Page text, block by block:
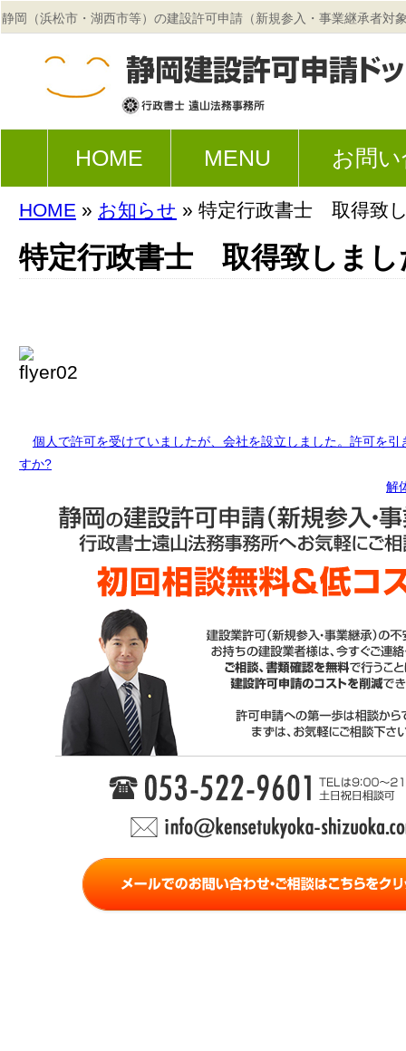
静岡（浜松市・湖西市等）の建設許可申請（新規参入・事業継承者対
HOME MENU お問
HOME » お知らせ » 特定行政書士 取得致
特定行政書士 取得致しまし
個人で許可を受けていましたが、会社を設立しました。許可を引
すか?
解